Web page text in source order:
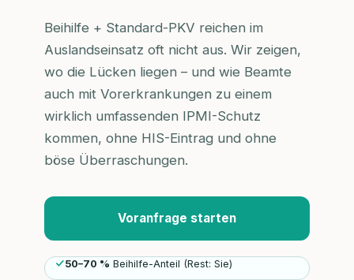
Beihilfe + Standard-PKV reichen im
Auslandseinsatz oft nicht aus. Wir zeigen,
wo die Lücken liegen – und wie Beamte
auch mit Vorerkrankungen zu einem
wirklich umfassenden IPMI-Schutz
kommen, ohne HIS-Eintrag und ohne
böse Überraschungen.
Voranfrage starten
50–70 % Beihilfe-Anteil (Rest: Sie)